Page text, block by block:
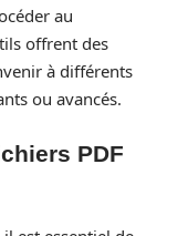
au
offrent des
à différents
ou avancés.
PDF